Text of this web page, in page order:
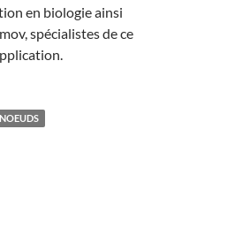
en biologie ainsi
spécialistes de ce
NOEUDS